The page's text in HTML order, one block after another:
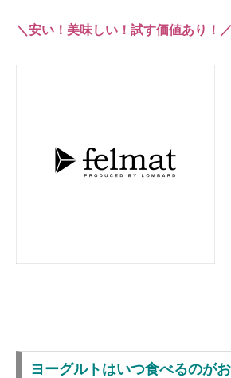
＼安い！美味しい！試す価値あり！／
ヨーグルトはいつ食べるのが